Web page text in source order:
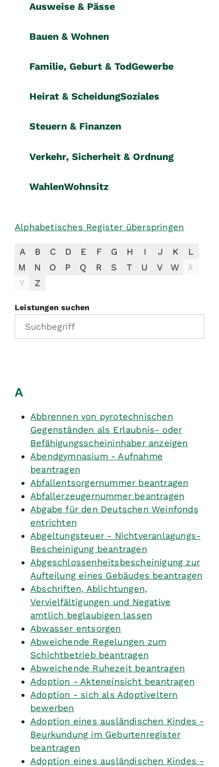
Ausweise & Pässe
Bauen & Wohnen
Familie, Geburt & TodGewerbe
Heirat & ScheidungSoziales
Steuern & Finanzen
Verkehr, Sicherheit & Ordnung
WahlenWohnsitz
Alphabetisches Register überspringen
A B C D E F G H I J K
L
M
N O P Q R S T U V W
X
Y
Z
Leistungen suchen
A
Abbrennen von pyrotechnischen
Gegenständen als Erlaubnis- oder
Befähigungsscheininhaber anzeigen
Abendgymnasium - Aufnahme
beantragen
Abfallentsorgernummer beantragen
Abfallerzeugernummer beantragen
Abgabe für den Deutschen Weinfonds
entrichten
Abgeltungsteuer - Nichtveranlagungs-
Bescheinigung beantragen
Abgeschlossenheitsbescheinigung zur
Aufteilung eines Gebäudes beantragen
Abschriften, Ablichtungen,
Vervielfältigungen und Negative
amtlich beglaubigen lassen
Abwasser entsorgen
Abweichende Regelungen zum
Schichtbetrieb beantragen
Abweichende Ruhezeit beantragen
Adoption - Akteneinsicht beantragen
Adoption - sich als Adoptiveltern
bewerben
Adoption eines ausländischen Kindes -
Beurkundung im Geburtenregister
beantragen
Adoption eines ausländischen Kindes -